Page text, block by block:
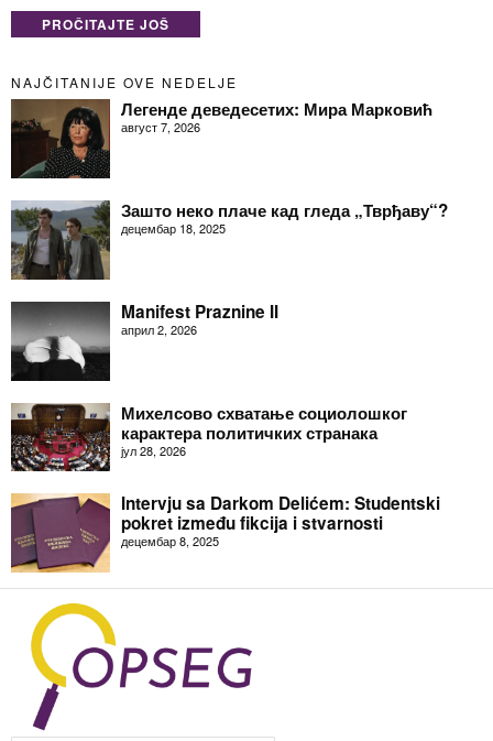
PROČITAJTE JOŠ
NAJČITANIJE OVE NEDELJE
Легенде деведесетих: Мира Марковић
август 7, 2026
Зашто неко плаче кад гледа „Тврђаву“?
децембар 18, 2025
Manifest Praznine II
април 2, 2026
Михелсово схватање социолошког
карактера политичких странака
јул 28, 2026
Intervju sa Darkom Delićem: Studentski
pokret između fikcija i stvarnosti
децембар 8, 2025